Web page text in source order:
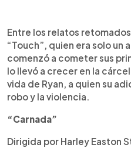
Entre los relatos
“Touch”, quien era solo
comenzó a cometer sus
lo llevó a crecer en la
vida de Ryan, a quien su
robo y la violencia.
“Carnada”
Dirigida por Harley Easton